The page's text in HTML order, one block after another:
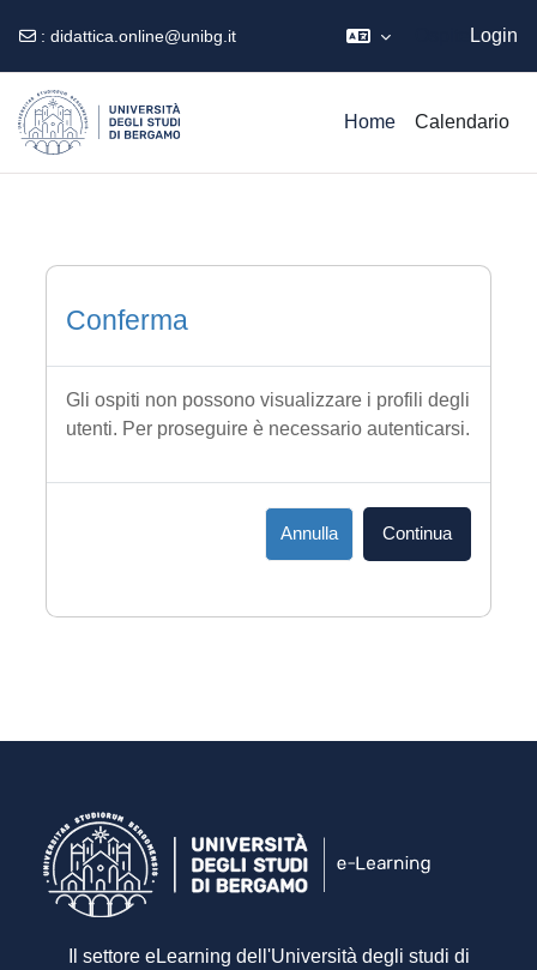
: didattica.online@unibg.it Login
Home Calendario
Conferma
Gli ospiti non possono visualizzare i profili degli
utenti. Per proseguire è necessario autenticarsi.
Annulla Continua
Il settore eLearning dell'Università degli studi di